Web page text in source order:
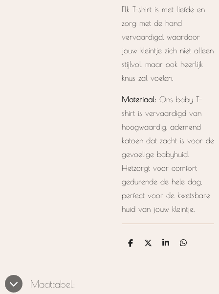
Elk T-shirt is met liefde en
zorg met de hand
vervaardigd, waardoor
jouw kleintje zich niet alleen
stijlvol, maar ook heerlijk
knus zal voelen.
Materiaal: Ons baby T-
shirt is vervaardigd van
hoogwaardig, ademend
katoen dat zacht is voor de
gevoelige babyhuid.
Hetzorgt voor comfort
gedurende de hele dag,
perfect voor de kwetsbare
huid van jouw kleintje.
D
D
S
D
Maattabel: